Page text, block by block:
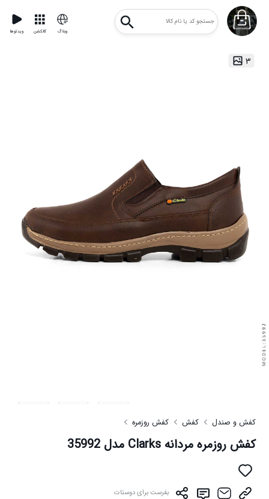
ویدئوها کالکشن وبلاگ
۳
کفش و صندل کفش کفش روزمره
کفش روزمره مردانه Clarks مدل 35992
بفرست برای دوستات